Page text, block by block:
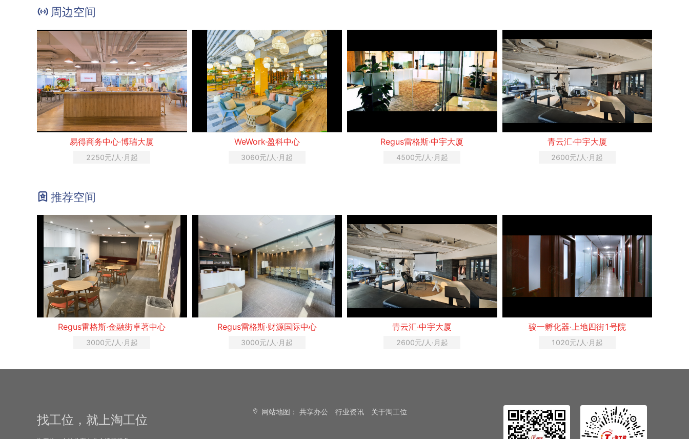
周边空间
易得商务中心·博瑞大厦
2250元/人·月起
WeWork·盈科中心
3060元/人·月起
Regus雷格斯·中宇大厦
4500元/人·月起
青云汇·中宇大厦
2600元/人·月起
推荐空间
Regus雷格斯·金融街卓著中心
3000元/人·月起
Regus雷格斯·财源国际中心
3000元/人·月起
青云汇·中宇大厦
2600元/人·月起
骏一孵化器·上地四街1号院
1020元/人·月起
找工位，就上淘工位
网站地图： 共享办公 行业资讯 关于淘工位